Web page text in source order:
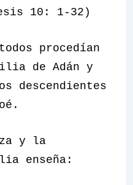
10: 1-32)
procedían
de Adán y
descendientes
y la
enseña: